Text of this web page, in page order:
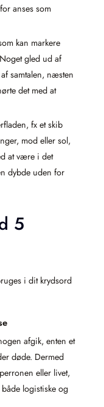
anses som
kan markere
gled ud af
samtalen, næsten
det med at
fx et skib
mod eller sol,
at være i det
dybde uden for
5
i dit krydsord
afgik, enten et
døde. Dermed
eller livet,
logistiske og